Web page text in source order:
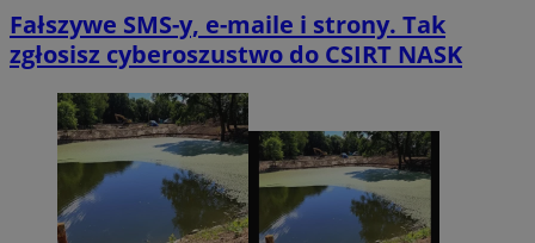
Fałszywe SMS-y, e-maile i strony. Tak
zgłosisz cyberoszustwo do CSIRT NASK